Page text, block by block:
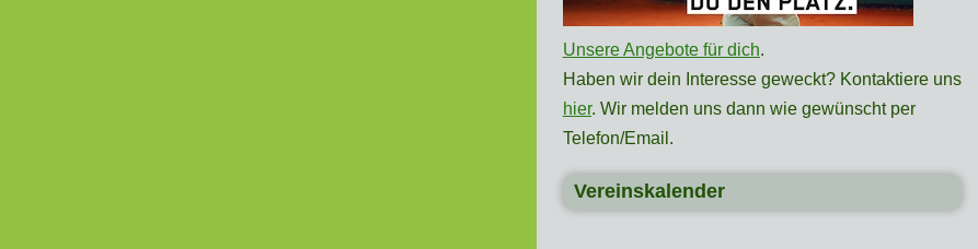
Unsere Angebote für dich.
Haben wir dein Interesse geweckt? Kontaktiere uns
hier. Wir melden uns dann wie gewünscht per
Telefon/Email.
Vereinskalender